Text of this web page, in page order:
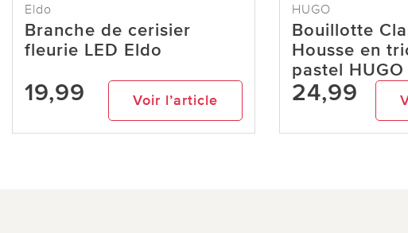
Eldo
Branche de cerisier
fleurie LED Eldo
19,99 Voir l’article
HUGO
Bouillotte
Housse en
pastel HUGO
24,99